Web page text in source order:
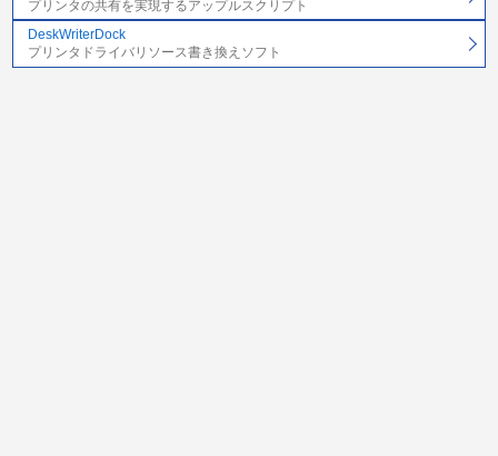
プリンタの共有を実現するアップルスクリプト
DeskWriterDock
プリンタドライバリソース書き換えソフト